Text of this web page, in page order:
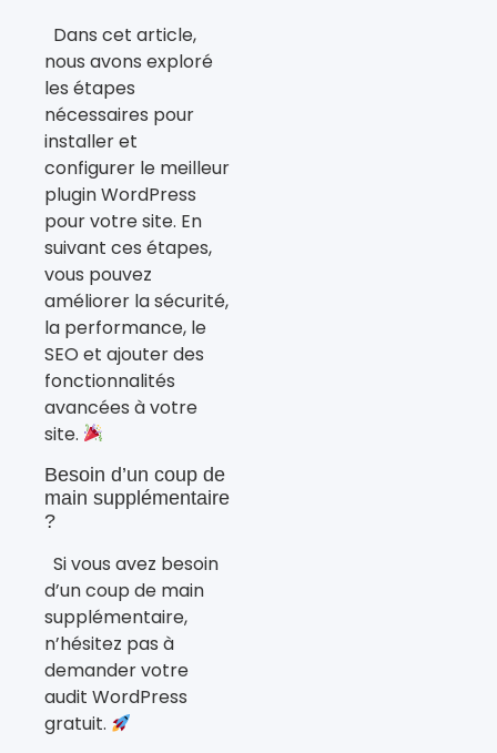
Dans cet article,
nous avons exploré
les étapes
nécessaires pour
installer et
configurer le meilleur
plugin WordPress
pour votre site. En
suivant ces étapes,
vous pouvez
améliorer la sécurité,
la performance, le
SEO et ajouter des
fonctionnalités
avancées à votre
site.
Besoin d’un coup de
main supplémentaire
?
Si vous avez besoin
d’un coup de main
supplémentaire,
n’hésitez pas à
demander votre
audit WordPress
gratuit.